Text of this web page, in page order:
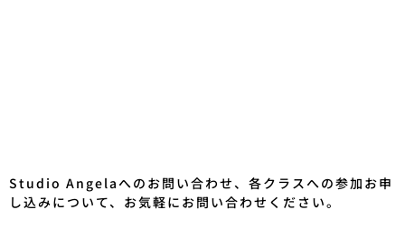
Studio Angelaへのお問い合わせ、各クラスへの参加お申
し込みについて、お気軽にお問い合わせください。